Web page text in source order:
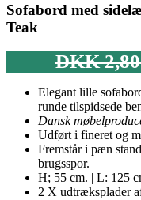
Sofabord med
Teak
DKK
Elegant lille
runde tilspidsede
Dansk
Udført i fineret og
Fremstår i pæn
brugsspor.
H; 55 cm. | L: 125
2 X udtræksplader